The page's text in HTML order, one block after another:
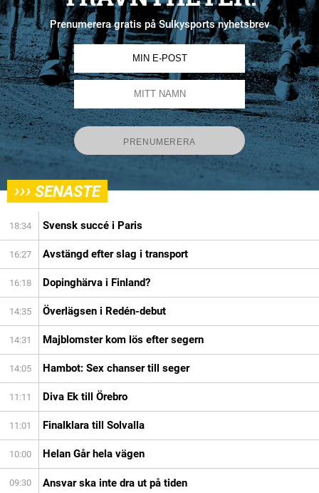
Prenumerera gratis på Sulkysports nyhetsbrev
››› SENASTE
18:34 Svensk succé i Paris
16:27 Avstängd efter slag i transport
16:18 Dopinghärva i Finland?
14:35 Överlägsen i Redén-debut
14:31 Majblomster kom lös efter segern
14:05 Hambot: Sex chanser till seger
11:11 Diva Ek till Örebro
11:01 Finalklara till Solvalla
10:00 Helan Går hela vägen
09:30 Ansvar ska inte dra ut på tiden